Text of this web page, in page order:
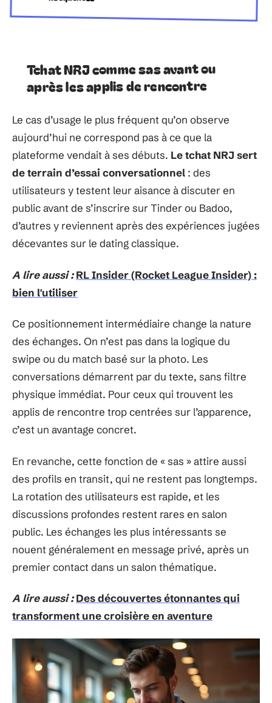
Tchat NRJ comme sas avant ou
après les applis de rencontre
Le cas d’usage le plus fréquent qu’on observe
aujourd’hui ne correspond pas à ce que la
plateforme vendait à ses débuts. Le tchat NRJ sert
de terrain d’essai conversationnel : des
utilisateurs y testent leur aisance à discuter en
public avant de s’inscrire sur Tinder ou Badoo,
d’autres y reviennent après des expériences jugées
décevantes sur le dating classique.
A lire aussi : RL Insider (Rocket League Insider) :
bien l'utiliser
Ce positionnement intermédiaire change la nature
des échanges. On n’est pas dans la logique du
swipe ou du match basé sur la photo. Les
conversations démarrent par du texte, sans filtre
physique immédiat. Pour ceux qui trouvent les
applis de rencontre trop centrées sur l’apparence,
c’est un avantage concret.
En revanche, cette fonction de « sas » attire aussi
des profils en transit, qui ne restent pas longtemps.
La rotation des utilisateurs est rapide, et les
discussions profondes restent rares en salon
public. Les échanges les plus intéressants se
nouent généralement en message privé, après un
premier contact dans un salon thématique.
A lire aussi : Des découvertes étonnantes qui
transforment une croisière en aventure